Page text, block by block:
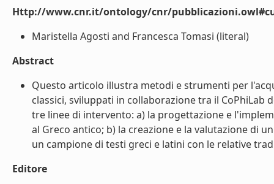
Http://www.cnr.it/ontology/cnr/
Maristella Agosti and Francesca Tomasi (literal)
Abstract
Questo articolo illustra metodi e strumenti per
classici, sviluppati in collaborazione tra il CoPhiLab
tre linee di intervento: a) la progettazione e
al Greco antico; b) la creazione e la valutazione di
un campione di testi greci e latini con le relative
Editore